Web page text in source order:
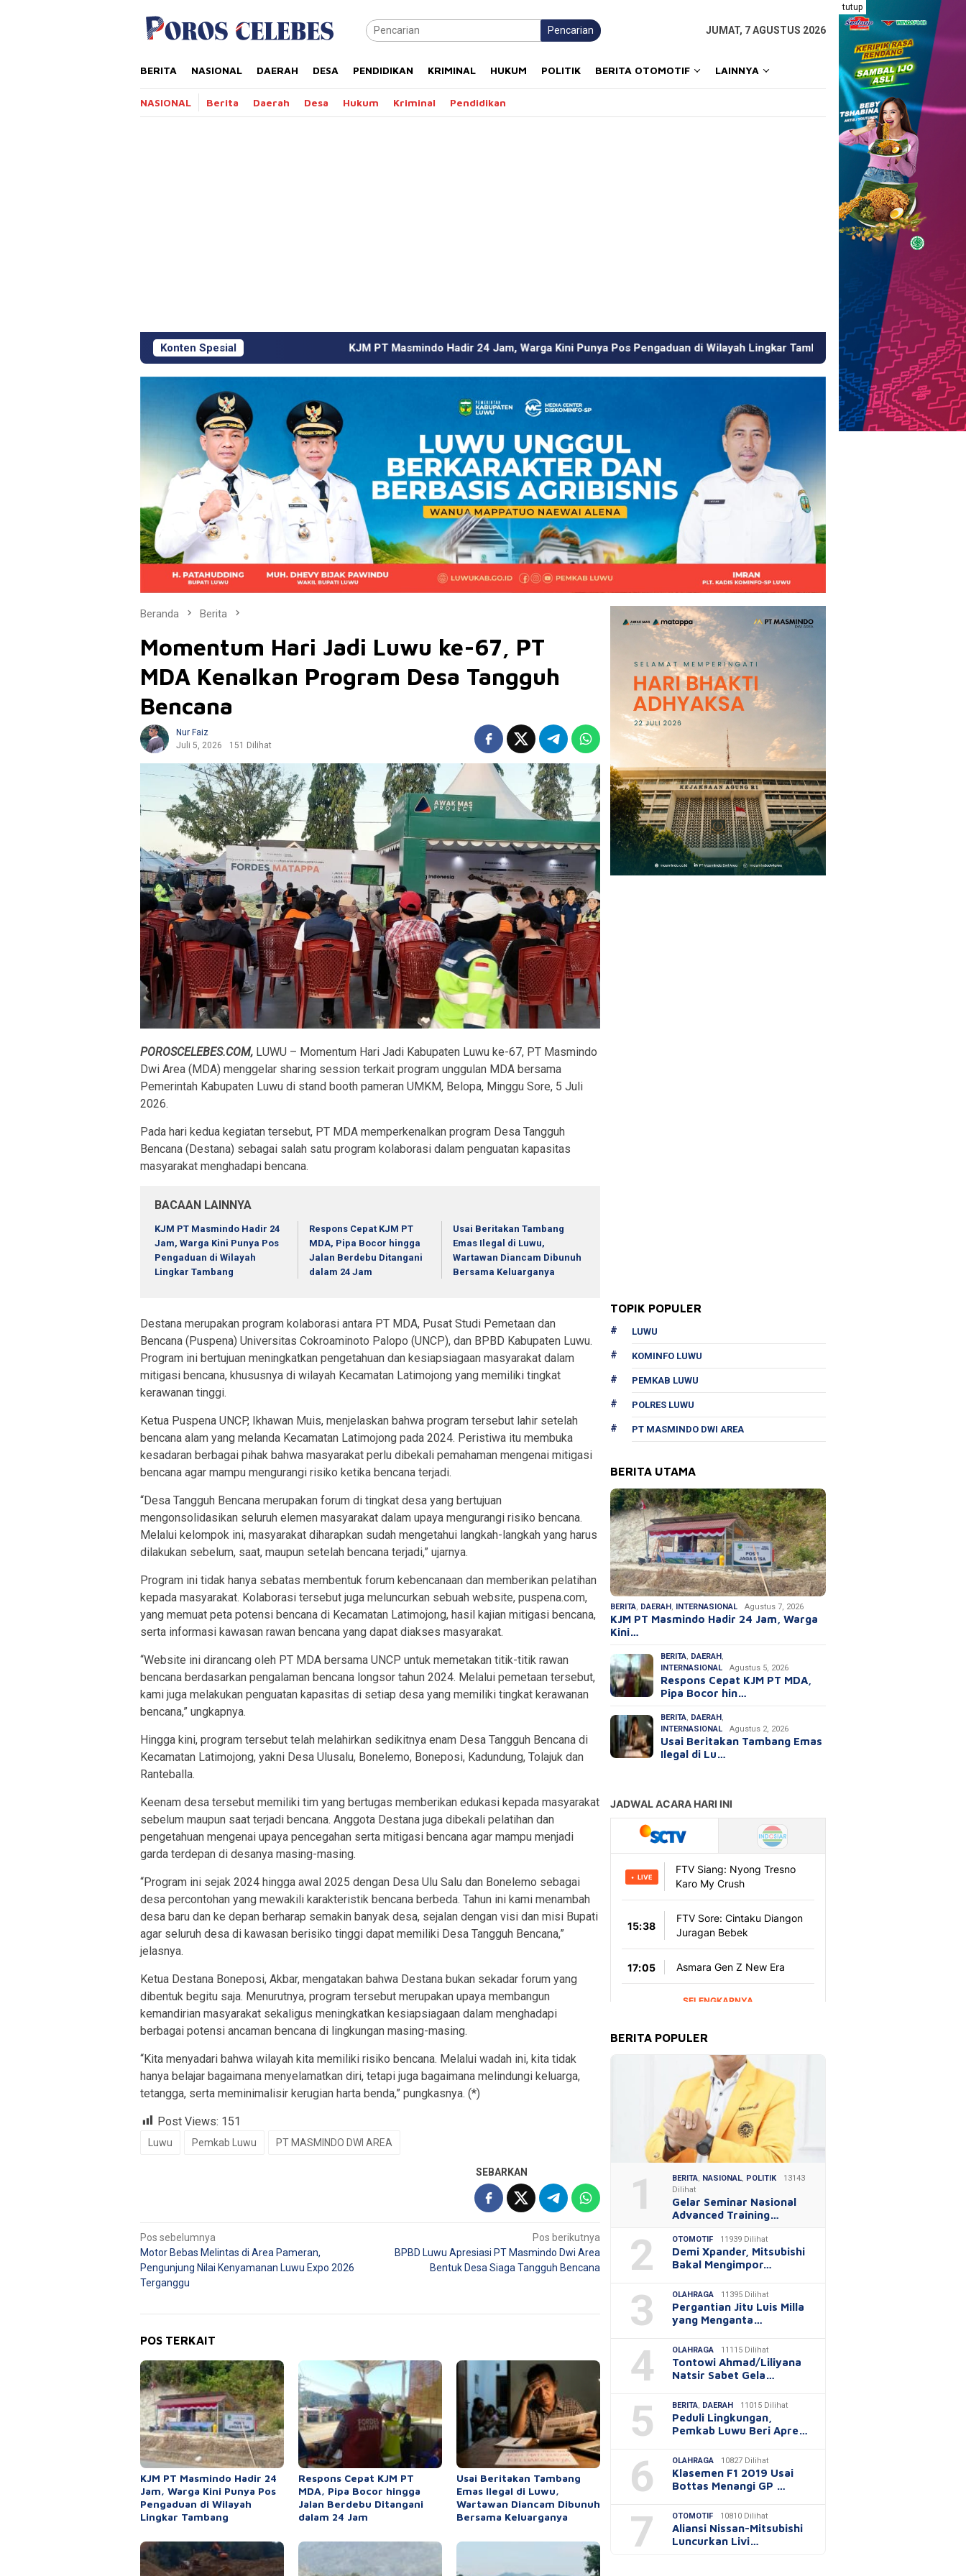
tutup
Pencarian JUMAT, 7 AGUSTUS 2026
BERITA NASIONAL DAERAH DESA PENDIDIKAN KRIMINAL HUKUM POLITIK BERITA OTOMOTIF LAINNYA
NASIONAL Berita Daerah Desa Hukum Kriminal Pendidikan
Konten SpesialKJM PT Masmindo Hadir 24 Jam, Warga Kini Punya Pos Pengaduan di Wilayah Lingkar Tambang Respons Cepat KJM PT MDA, Pipa
Beranda Berita
Momentum Hari Jadi Luwu ke-67, PT
MDA Kenalkan Program Desa Tangguh
Bencana
Nur Faiz
Juli 5, 2026
151 Dilihat
POROSCELEBES.COM, LUWU – Momentum Hari Jadi Kabupaten Luwu ke-67, PT Masmindo
Dwi Area (MDA) menggelar sharing session terkait program unggulan MDA bersama
Pemerintah Kabupaten Luwu di stand booth pameran UMKM, Belopa, Minggu Sore, 5 Juli
2026.
Pada hari kedua kegiatan tersebut, PT MDA memperkenalkan program Desa Tangguh
Bencana (Destana) sebagai salah satu program kolaborasi dalam penguatan kapasitas
masyarakat menghadapi bencana.
BACAAN LAINNYA
KJM PT Masmindo Hadir 24
Jam, Warga Kini Punya Pos
Pengaduan di Wilayah
Lingkar Tambang
Respons Cepat KJM PT
MDA, Pipa Bocor hingga
Jalan Berdebu Ditangani
dalam 24 Jam
Usai Beritakan Tambang
Emas Ilegal di Luwu,
Wartawan Diancam Dibunuh
Bersama Keluarganya
Destana merupakan program kolaborasi antara PT MDA, Pusat Studi Pemetaan dan
Bencana (Puspena) Universitas Cokroaminoto Palopo (UNCP), dan BPBD Kabupaten Luwu.
Program ini bertujuan meningkatkan pengetahuan dan kesiapsiagaan masyarakat dalam
mitigasi bencana, khususnya di wilayah Kecamatan Latimojong yang memiliki tingkat
kerawanan tinggi.
Ketua Puspena UNCP, Ikhawan Muis, menjelaskan bahwa program tersebut lahir setelah
bencana alam yang melanda Kecamatan Latimojong pada 2024. Peristiwa itu membuka
kesadaran berbagai pihak bahwa masyarakat perlu dibekali pemahaman mengenai mitigasi
bencana agar mampu mengurangi risiko ketika bencana terjadi.
“Desa Tangguh Bencana merupakan forum di tingkat desa yang bertujuan
mengonsolidasikan seluruh elemen masyarakat dalam upaya mengurangi risiko bencana.
Melalui kelompok ini, masyarakat diharapkan sudah mengetahui langkah-langkah yang harus
dilakukan sebelum, saat, maupun setelah bencana terjadi,” ujarnya.
Program ini tidak hanya sebatas membentuk forum kebencanaan dan memberikan pelatihan
kepada masyarakat. Kolaborasi tersebut juga meluncurkan sebuah website, puspena.com,
yang memuat peta potensi bencana di Kecamatan Latimojong, hasil kajian mitigasi bencana,
serta informasi kawasan rawan bencana yang dapat diakses masyarakat.
“Website ini dirancang oleh PT MDA bersama UNCP untuk memetakan titik-titik rawan
bencana berdasarkan pengalaman bencana longsor tahun 2024. Melalui pemetaan tersebut,
kami juga melakukan penguatan kapasitas di setiap desa yang memiliki tingkat kerawanan
bencana,” ungkapnya.
Hingga kini, program tersebut telah melahirkan sedikitnya enam Desa Tangguh Bencana di
Kecamatan Latimojong, yakni Desa Ulusalu, Bonelemo, Boneposi, Kadundung, Tolajuk dan
Ranteballa.
Keenam desa tersebut memiliki tim yang bertugas memberikan edukasi kepada masyarakat
sebelum maupun saat terjadi bencana. Anggota Destana juga dibekali pelatihan dan
pengetahuan mengenai upaya pencegahan serta mitigasi bencana agar mampu menjadi
garda terdepan di desanya masing-masing.
“Program ini sejak 2024 hingga awal 2025 dengan Desa Ulu Salu dan Bonelemo sebagai
desa percontohan yang mewakili karakteristik bencana berbeda. Tahun ini kami menambah
desa baru dan ke depan berharap semakin banyak desa, sejalan dengan visi dan misi Bupati
agar seluruh desa di kawasan berisiko tinggi dapat memiliki Desa Tangguh Bencana,”
jelasnya.
Ketua Destana Boneposi, Akbar, mengatakan bahwa Destana bukan sekadar forum yang
dibentuk begitu saja. Menurutnya, program tersebut merupakan upaya membangun
kemandirian masyarakat sekaligus meningkatkan kesiapsiagaan dalam menghadapi
berbagai potensi ancaman bencana di lingkungan masing-masing.
“Kita menyadari bahwa wilayah kita memiliki risiko bencana. Melalui wadah ini, kita tidak
hanya belajar bagaimana menyelamatkan diri, tetapi juga bagaimana melindungi keluarga,
tetangga, serta meminimalisir kerugian harta benda,” pungkasnya. (*)
Post Views: 151
Luwu Pemkab Luwu PT MASMINDO DWI AREA
SEBARKAN
Navigasi
pos
Pos sebelumnya
Motor Bebas Melintas di Area Pameran,
Pengunjung Nilai Kenyamanan Luwu Expo 2026
Terganggu
Pos berikutnya
BPBD Luwu Apresiasi PT Masmindo Dwi Area
Bentuk Desa Siaga Tangguh Bencana
POS TERKAIT
KJM PT Masmindo Hadir 24
Jam, Warga Kini Punya Pos
Pengaduan di Wilayah
Lingkar Tambang
Respons Cepat KJM PT
MDA, Pipa Bocor hingga
Jalan Berdebu Ditangani
dalam 24 Jam
Usai Beritakan Tambang
Emas Ilegal di Luwu,
Wartawan Diancam Dibunuh
Bersama Keluarganya
TOPIK POPULER
LUWU
KOMINFO LUWU
PEMKAB LUWU
POLRES LUWU
PT MASMINDO DWI AREA
BERITA UTAMA
BERITA, DAERAH, INTERNASIONAL Agustus 7, 2026
KJM PT Masmindo Hadir 24 Jam, Warga
Kini…
BERITA, DAERAH,
INTERNASIONAL
Agustus 5, 2026
Respons Cepat KJM PT MDA,
Pipa Bocor hin…
BERITA, DAERAH,
INTERNASIONAL
Agustus 2, 2026
Usai Beritakan Tambang Emas
Ilegal di Lu…
BERITA POPULER
1 BERITA NASIONAL POLITIK
13143
Dilihat
Gelar Seminar Nasional
Advanced Training…
2 OTOMOTIF 11939 Dilihat
Demi Xpander, Mitsubishi
Bakal Mengimpor…
3 OLAHRAGA 11395 Dilihat
Pergantian Jitu Luis Milla
yang Menganta…
4 OLAHRAGA 11115 Dilihat
Tontowi Ahmad/Liliyana
Natsir Sabet Gela…
5 BERITA DAERAH 11015 Dilihat
Peduli Lingkungan,
Pemkab Luwu Beri Apre…
6 OLAHRAGA 10827 Dilihat
Klasemen F1 2019 Usai
Bottas Menangi GP …
7 OTOMOTIF 10810 Dilihat
Aliansi Nissan-Mitsubishi
Luncurkan Livi…